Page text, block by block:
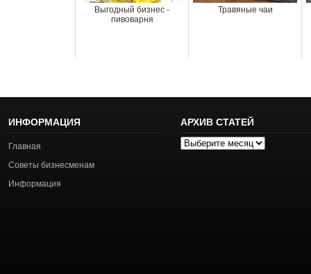
Выгодный бизнес -
пивоварня
Травяные чаи
ИНФОРМАЦИЯ
Главная
Советы бизнесменам
Информация
АРХИВ СТАТЕЙ
Архив